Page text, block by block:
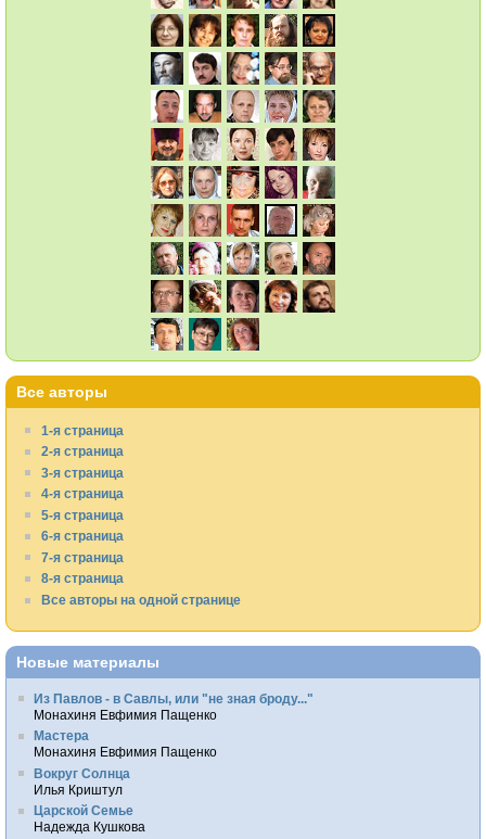
Все авторы
1-я страница
2-я страница
3-я страница
4-я страница
5-я страница
6-я страница
7-я страница
8-я страница
Все авторы на одной странице
Новые материалы
Из Павлов - в Савлы, или "не зная броду..."
Монахиня Евфимия Пащенко
Мастера
Монахиня Евфимия Пащенко
Вокруг Солнца
Илья Криштул
Царской Семье
Надежда Кушкова